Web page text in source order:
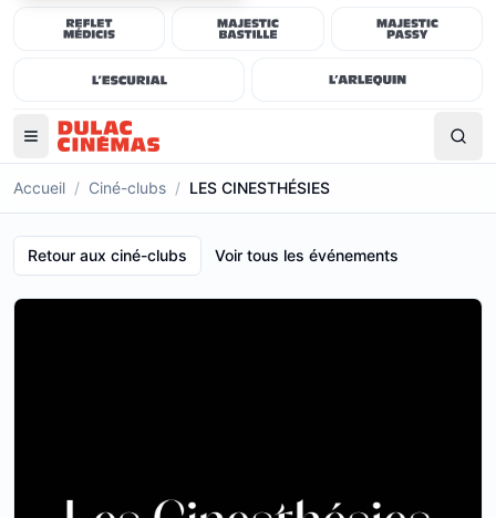
Accueil / Ciné-clubs / LES CINESTHÉSIES
Retour aux ciné-clubs Voir tous les événements